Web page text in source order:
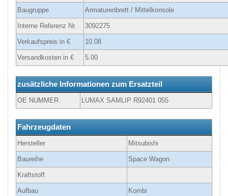
Baugruppe Armaturenbrett / Mittelkonsole
Interne Referenz Nr. 3092275
Verkaufspreis in € 10.08
Versandkosten in € 5.00
zusätzliche Informationen zum Ersatzteil
OE NUMMER LUMAX SAMLIP R92401 055
Fahrzeugdaten
Hersteller Mitsubishi
Baureihe Space Wagon
Kraftstoff
Aufbau Kombi